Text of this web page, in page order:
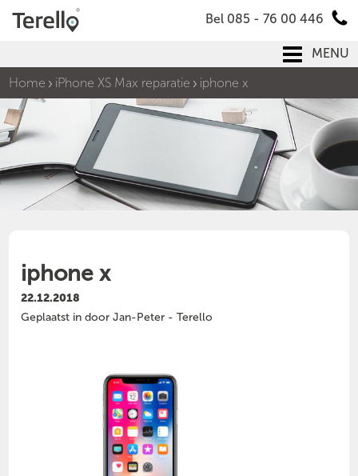
Bel 085 - 76 00 446
MENU
Home
iPhone XS Max reparatie iphone x
iphone x
22.12.2018
Geplaatst in door Jan-Peter - Terello